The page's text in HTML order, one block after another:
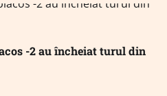
-2 au încheiat turul din